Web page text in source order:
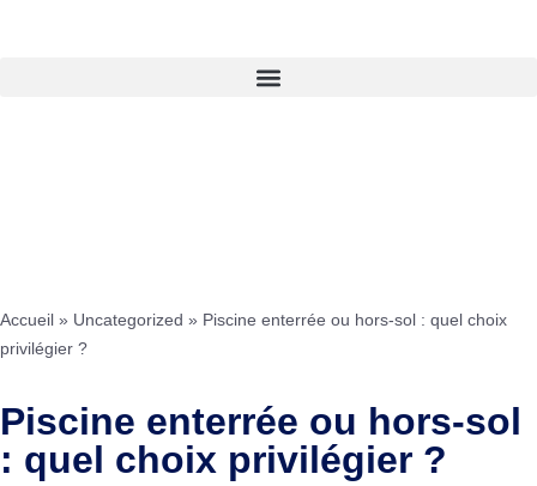
Accueil » Uncategorized » Piscine enterrée ou hors-sol : quel choix
privilégier ?
Piscine enterrée ou hors-sol
: quel choix privilégier ?